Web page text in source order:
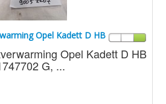
Opel Kadett D HB
Opel Kadett D HB
G, ...